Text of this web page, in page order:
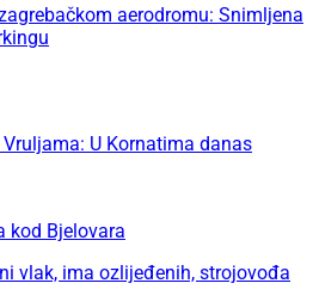
aerodromu: Snimljena
U Kornatima danas
kod Bjelovara
vlak, ima ozlijeđenih, strojovođa